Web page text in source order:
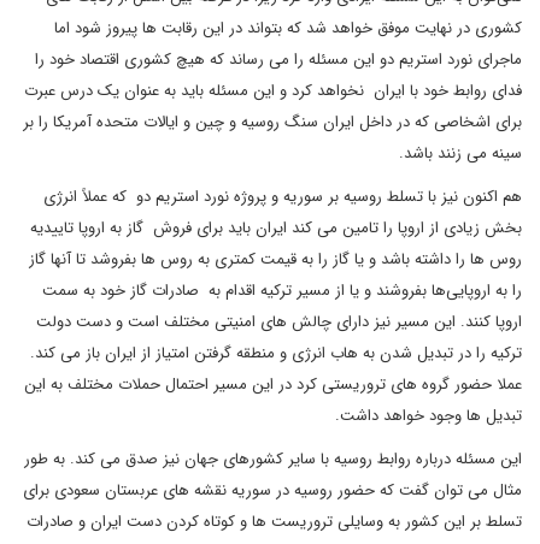
کشوری در نهایت موفق خواهد شد که بتواند در این رقابت ها پیروز شود اما
ماجرای نورد استریم دو این مسئله را می رساند که هیچ کشوری اقتصاد خود را
فدای روابط خود با ایران نخواهد کرد و این مسئله باید به عنوان یک درس عبرت
برای اشخاصی که در داخل ایران سنگ روسیه و چین و ایالات متحده آمریکا را بر
سینه می زنند باشد.
هم اکنون نیز با تسلط روسیه بر سوریه و پروژه نورد استریم دو که عملاً انرژی
بخش زیادی از اروپا را تامین می کند ایران باید برای فروش گاز به اروپا تاییدیه
روس ها را داشته باشد و یا گاز را به قیمت کمتری به روس ها بفروشد تا آنها گاز
را به اروپایی‌ها بفروشند و یا از مسیر ترکیه اقدام به صادرات گاز خود به سمت
اروپا کنند. این مسیر نیز دارای چالش های امنیتی مختلف است و دست دولت
ترکیه را در تبدیل شدن به هاب انرژی و منطقه گرفتن امتیاز از ایران باز می کند.
عملا حضور گروه های تروریستی کرد در این مسیر احتمال حملات مختلف به این
تبدیل ها وجود خواهد داشت.
این مسئله درباره روابط روسیه با سایر کشورهای جهان نیز صدق می کند. به طور
مثال می توان گفت که حضور روسیه در سوریه نقشه های عربستان سعودی برای
تسلط بر این کشور به وسایلی تروریست ها و کوتاه کردن دست ایران و صادرات